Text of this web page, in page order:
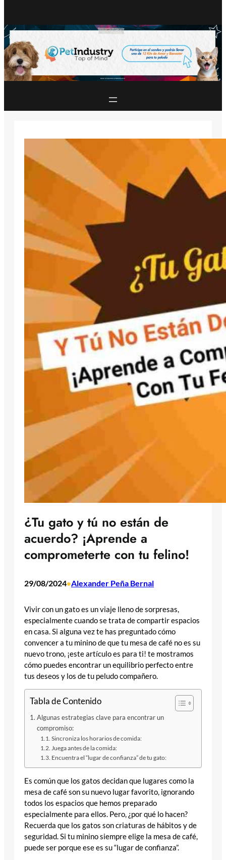
¿Tu gato y tú no están de
acuerdo? ¡Aprende a
comprometerte con tu felino!
29/08/2024•Alexander Peña Bernal
Vivir con un gato es un viaje lleno de sorpresas,
especialmente cuando se trata de compartir espacios
en casa. Si alguna vez te has preguntado cómo
convencer a tu minino de que tu mesa de café no es su
nuevo trono, ¡este artículo es para ti! te mostramos
cómo puedes encontrar un equilibrio perfecto entre
tus deseos y los de tu peludo compañero.
Tabla de Contenido
Algunas estrategias clave para encontrar un
compromiso:
Sincroniza los horarios de comida:
Juega antes de la comida:
Encuentra el “lugar de confianza” de tu gato:
Es común que los gatos decidan que lugares como la
mesa de café son su nuevo lugar favorito, ignorando
todos los espacios que hemos preparado
especialmente para ellos. Pero, ¿por qué lo hacen?
Recuerda que los gatos son criaturas de hábitos y de
seguridad. Si tu minino siempre elige la mesa de café,
puede ser porque ese es su “lugar de confianza”.